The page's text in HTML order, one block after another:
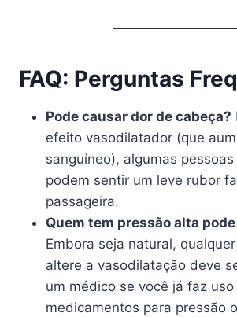
FAQ: Perguntas
Pode causar dor de cabeça?
efeito vasodilatador (que
sanguíneo), algumas
podem sentir um leve rubor
passageira.
Quem tem pressão alta
Embora seja natural,
altere a vasodilatação deve
um médico se você já faz uso
medicamentos para pressão